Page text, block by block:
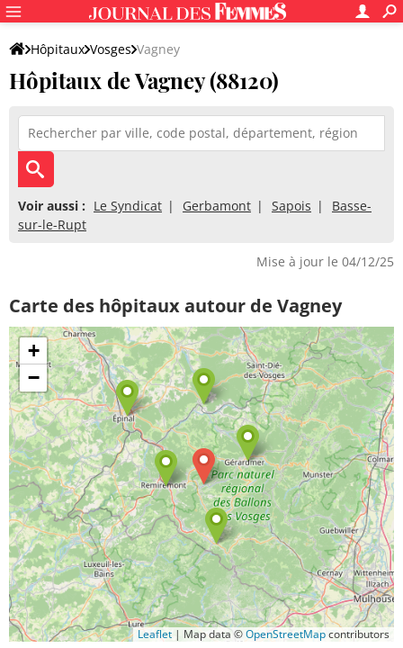
Hôpitaux Vosges Vagney
Hôpitaux de Vagney (88120)
Voir aussi : Le Syndicat Gerbamont Sapois
Basse-
sur-le-Rupt
Mise à jour le 04/12/25
Carte des hôpitaux autour de Vagney
+
−
Leaflet | Map data ©OpenStreetMapcontributors